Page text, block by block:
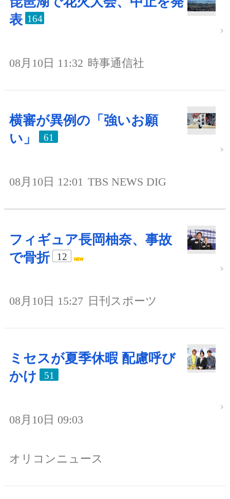
表 164
08月10日 11:32 時事通信社
横審が異例の「強いお願
い」
61
08月10日 12:01 TBS NEWS DIG
フィギュア長岡柚奈、事故
で骨折
12
08月10日 15:27 日刊スポーツ
ミセスが夏季休暇 配慮呼び
かけ
51
08月10日 09:03
オリコンニュース